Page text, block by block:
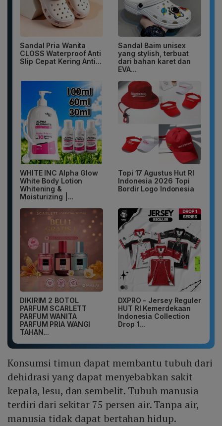
Sandal Pria Wanita
CLOSS Waterproof Anti
Slip Cepat Kering Anti...
Sandal Baim unisex
yang stylish, terbuat
dari bahan karet dan
EVA...
WHITE INC Alpha Glow
White Body Lotion
Whitening &
Moisturizing |...
Topi 17 Agustus Hut RI
Indonesia 2026 Topi
Bordir Logo Indonesia
DIKIRIM 2 BOTOL
PARFUM SCARLETT
PARFUM WANITA
PARFUM PRIA WANGI
TAHAN...
DXPRO - Jersey Reguler
HUT RI Kemerdekaan
Indonesia Collection
Drop 1...
Konsumsi timun dapat membantu tubuh dari
dehidrasi yang dapat menyebabkan sakit
kepala, lesu, dan sembelit. Tubuh manusia
terdiri dari sekitar 75 persen air. Tanpa air,
manusia tidak dapat bertahan hidup.